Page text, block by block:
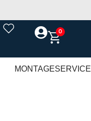
0
MONTAGESERVICE